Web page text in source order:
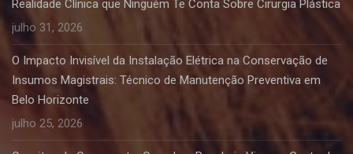
Realidade Clínica que Ninguém Te Conta Sobre Cirurgia Plástica
julho 31, 2026
O Impacto Invisível da Instalação Elétrica na Conservação de
Insumos Magistrais: Técnico de Manutenção Preventiva em
Belo Horizonte
julho 25, 2026